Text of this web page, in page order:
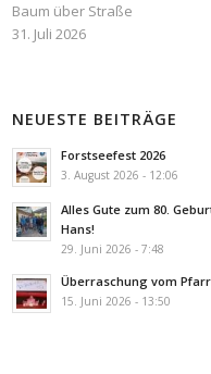
Baum über Straße
31. Juli 2026
NEUESTE BEITRÄGE
Forstseefest 2026
3. August 2026 - 12:06
Alles Gute zum 80.
Hans!
29. Juni 2026 - 7:48
Überraschung vom
15. Juni 2026 - 13:50